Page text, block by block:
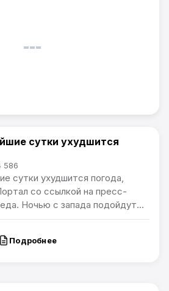
явлениях.
сутки ухудшится
586
сутки ухудшится погода,
со ссылкой на пресс-
Ночью с запада подойдут...
Подробнее